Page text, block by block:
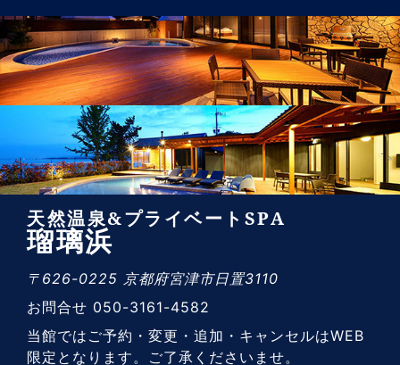
天然温泉&プライベートSPA
瑠璃浜
〒626-0225 京都府宮津市日置3110
お問合せ 050-3161-4582
当館ではご予約・変更・追加・キャンセルはWEB
限定となります。ご了承くださいませ。